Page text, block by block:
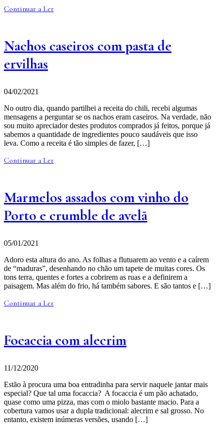
Continuar a Ler
Nachos caseiros com pasta de
ervilhas
04/02/2021
No outro dia, quando partilhei a receita do chili, recebi algumas
mensagens a perguntar se os nachos eram caseiros. Na verdade, não
sou muito apreciador destes produtos comprados já feitos, porque já
sabemos a quantidade de ingredientes pouco saudáveis que isso
leva. Como a receita é tão simples de fazer, […]
Continuar a Ler
Marmelos assados com vinho do
Porto e crumble de avelã
05/01/2021
Adoro esta altura do ano. As folhas a flutuarem ao vento e a caírem
de “maduras”, desenhando no chão um tapete de muitas cores. Os
tons terra, quentes e fortes a cobrirem as ruas e a definirem a
paisagem. Mas além do frio, há também sabores. E são tantos e […]
Continuar a Ler
Focaccia com alecrim
11/12/2020
Estão à procura uma boa entradinha para servir naquele jantar mais
especial? Que tal uma focaccia? A focaccia é um pão achatado,
quase como uma pizza, mas com o miolo bastante macio. Para a
cobertura vamos usar a dupla tradicional: alecrim e sal grosso. No
entanto, existem inúmeras versões, usando […]